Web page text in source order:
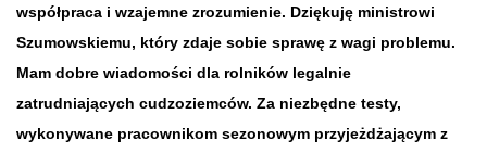
współpraca i wzajemne zrozumienie. Dziękuję ministrowi
Szumowskiemu, który zdaje sobie sprawę z wagi problemu.
Mam dobre wiadomości dla rolników legalnie
zatrudniających cudzoziemców. Za niezbędne testy,
wykonywane pracownikom sezonowym przyjeżdżającym z